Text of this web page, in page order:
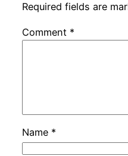
Required fields are
Comment *
Name *